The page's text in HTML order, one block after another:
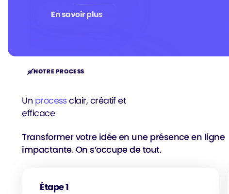
En savoir plus
En savoir plus
NOTRE PROCESS
Un processclair, créatif et
efficace
Transformer votre idée en une présence en ligne
impactante. On s’occupe de tout.
Étape 1